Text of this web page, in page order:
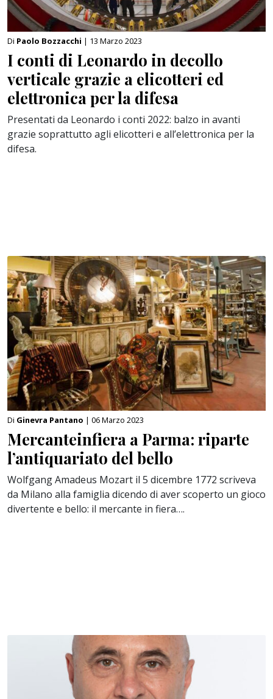
Di Paolo Bozzacchi | 13 Marzo 2023
I conti di Leonardo in decollo
verticale grazie a elicotteri ed
elettronica per la difesa
Presentati da Leonardo i conti 2022: balzo in avanti
grazie soprattutto agli elicotteri e all’elettronica per la
difesa.
Di Ginevra Pantano | 06 Marzo 2023
Mercanteinfiera a Parma: riparte
l’antiquariato del bello
Wolfgang Amadeus Mozart il 5 dicembre 1772 scriveva
da Milano alla famiglia dicendo di aver scoperto un gioco
divertente e bello: il mercante in fiera….